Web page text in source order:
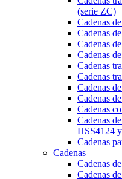
(serie ZC)
Cadenas
Cadenas
Cadenas
Cadenas
Cadenas
Cadenas
Cadenas
Cadenas
Cadenas
Cadenas
HSS4124
Cadenas
Cadenas
Cadenas
Cadenas